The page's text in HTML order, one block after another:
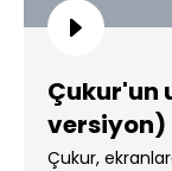
Çukur'un
versiyon)
Çukur,